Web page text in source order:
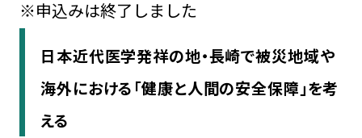
※申込みは終了しました
日本近代医学発祥の地・長崎で被災地域や
海外における「健康と人間の安全保障」を考
える